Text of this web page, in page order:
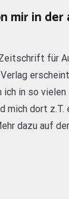
mir in
für
ich in so vielen
mich dort z.T.
dazu auf